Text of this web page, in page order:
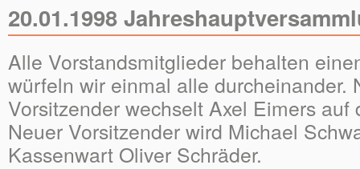
20.01.1998
Alle Vorstandsmitglieder behalten
würfeln wir einmal alle durcheinander.
Vorsitzender wechselt Axel Eimers auf
Neuer Vorsitzender wird Michael
Kassenwart Oliver Schräder.